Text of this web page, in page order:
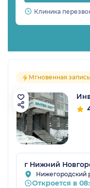
Клиника
Мгновенная запись
г Нижний
Нижегородский
Откроется в